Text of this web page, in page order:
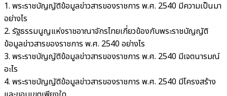
1. พระราชบัญญัติข้อมูลข่าวสารของราชการ พ.ศ. 2540 มีความเป็นมา
อย่างไร
2. รัฐธรรมนูญแห่งราชอาณาจักรไทยเกี่ยวข้องกับพระราชบัญญัติ
ข้อมูลข่าวสารของราชการ พ.ศ. 2540 อย่างไร
3. พระราชบัญญัติข้อมูลข่าวสารของราชการ พ.ศ. 2540 มีเจตนารมณ์
อะไร
4. พระราชบัญญัติข้อมูลข่าวสารของราชการ พ.ศ. 2540 มีโครงสร้าง